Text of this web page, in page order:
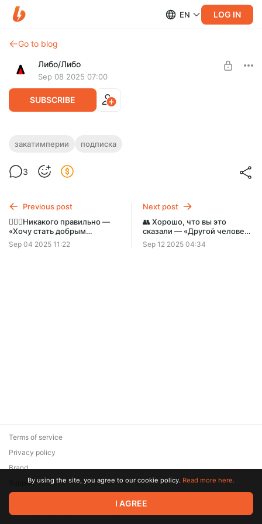
EN LOG IN
Go to blog
Либо/Либо
Sep 08 2025 07:00
SUBSCRIBE
🏛Закат империи — Иван Сикорский
Иван Сикорский обосновывает суды Линча, измеряет
закатимперии подписка
3
Previous post
🙅🏼‍♀️Никакого правильно —
«Хочу стать добрым
зданием». Бонус в открытом
доступе
Sep 04 2025 11:22
Next post
👥 Хорошо, что вы это
сказали — «Другой человек
— не кофемашина с
кнопками». Как найти
Sep 12 2025 04:34
© 2026 Zaya Solutions Limited. All rights reserved. All trademarks
are the property of their respective owners.
Terms of service
Privacy policy
Brand
SupportBy using the site, you agree to our cookie policy. Read more here.
I AGREE